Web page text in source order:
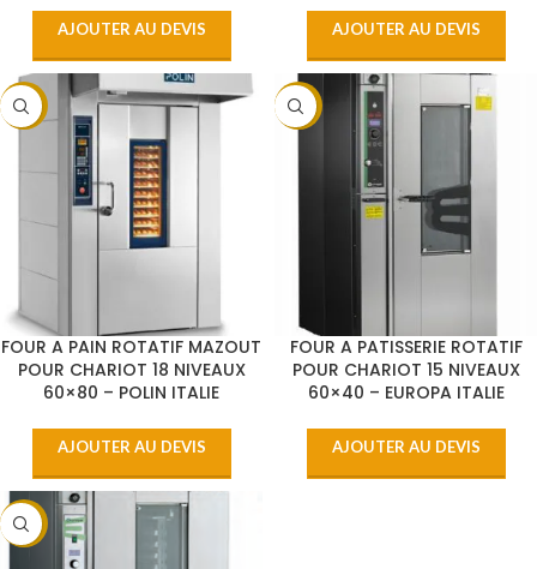
AJOUTER AU DEVIS AJOUTER AU DEVIS
-9%
FOUR A PAIN ROTATIF MAZOUT
POUR CHARIOT 18 NIVEAUX
60×80 – POLIN ITALIE
AJOUTER AU DEVIS
-11%
FOUR A PATISSERIE ROTATIF
POUR CHARIOT 15 NIVEAUX
60×40 – EUROPA ITALIE
AJOUTER AU DEVIS
-12%